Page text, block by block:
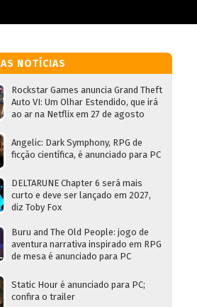
NOTÍCIAS
Rockstar Games anuncia Grand Theft
Auto VI: Um Olhar Estendido, que irá
ao ar na Netflix em 27 de agosto
Angelic: Dark Symphony, RPG de
ficção científica, é anunciado para PC
DELTARUNE Chapter 6 será mais
curto e deve ser lançado em 2027,
diz Toby Fox
Buru and The Old People: jogo de
aventura narrativa inspirado em RPG
de mesa é anunciado para PC
Static Hour é anunciado para PC;
confira o trailer